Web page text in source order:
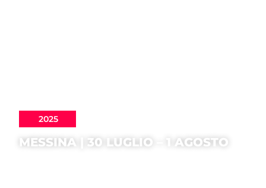
2025
MESSINA | 30 LUGLIO – 1 AGOSTO